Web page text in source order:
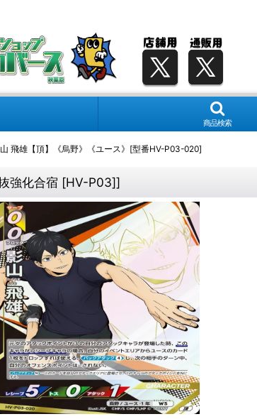
商品検索
飛雄【頂】《烏野》《ユース》[型番HV-P03-020]
強化合宿 [HV-P03]]